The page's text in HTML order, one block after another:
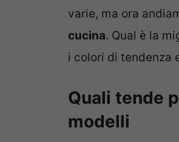
varie, ma ora
cucina. Qual è la
i colori di tendenza
Quali tende
modelli